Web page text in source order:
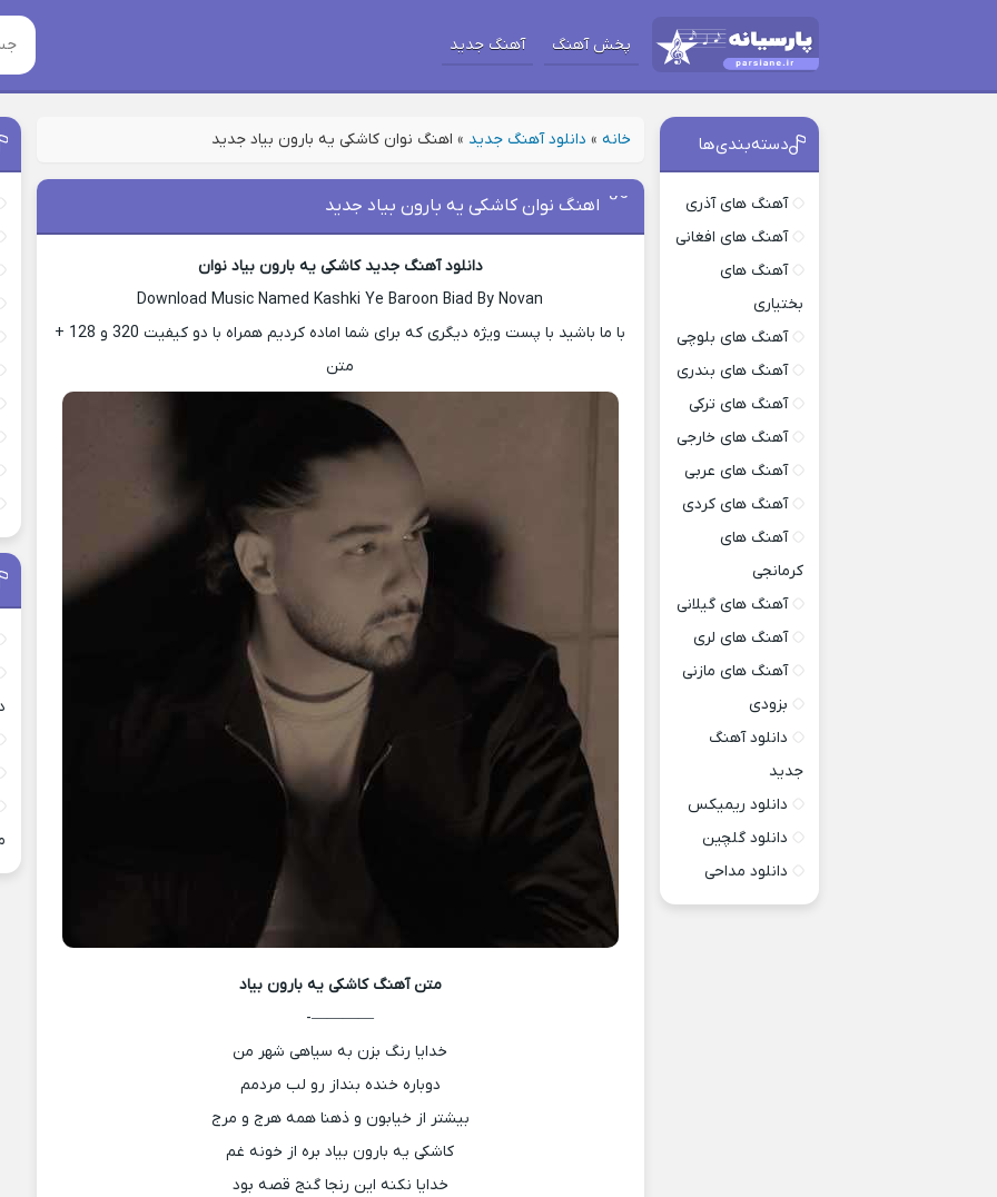
پخش آهنگ آهنگ جدید
خانه » دانلود آهنگ جدید » اهنگ نوان کاشکی یه بارون بیاد جدید
اهنگ نوان کاشکی یه بارون بیاد جدید
دانلود آهنگ جدید کاشکی یه بارون بیاد نوان
Download Music Named Kashki Ye Baroon Biad By Novan
با ما باشید با پست ویژه دیگری که برای شما اماده کردیم همراه با دو کیفیت 320 و 128 +
متن
متن آهنگ کاشکی یه بارون بیاد
————-
خدایا رنگ بزن به سیاهی شهر من
دوباره خنده بنداز رو لب مردمم
بیشتر از خیابون و ذهنا همه هرج و مرج
کاشکی یه بارون بیاد بره از خونه غم
خدایا نکنه این رنجا گنج قصه بود
دسته‌بندی‌ها
آهنگ های آذری
آهنگ های افغانی
آهنگ های
بختیاری
آهنگ های بلوچی
آهنگ های بندری
آهنگ های ترکی
آهنگ های خارجی
آهنگ های عربی
آهنگ های کردی
آهنگ های
کرمانجی
آهنگ های گیلانی
آهنگ های لری
آهنگ های مازنی
بزودی
دانلود آهنگ
جدید
دانلود ریمیکس
دانلود گلچین
دانلود مداحی